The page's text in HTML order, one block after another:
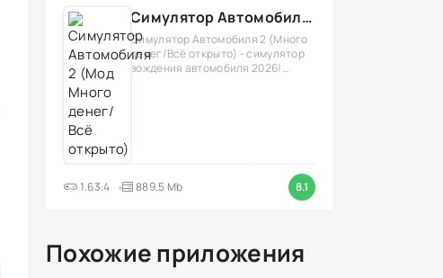
Симулятор Автомобиля 2 (Мод Много денег/Всё открыто)
Симулятор Автомобиля 2 (Много
денег/Всё открыто) - симулятор
вождения автомобиля 2026!
1.63.4 889.5 Mb 8.1
Похожие приложения